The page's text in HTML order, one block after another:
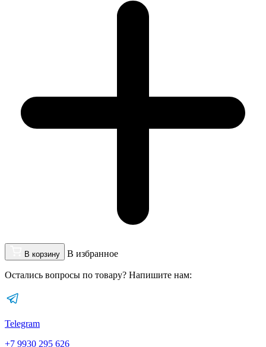
В корзину В избранное
Остались вопросы по товару? Напишите нам:
Telegram
+7 9930 295 626